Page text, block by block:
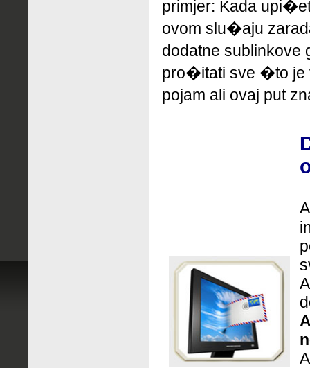
primjer: Kada
ovom slu�aju
dodatne
pro�itati sve �to je
pojam ali ovaj put